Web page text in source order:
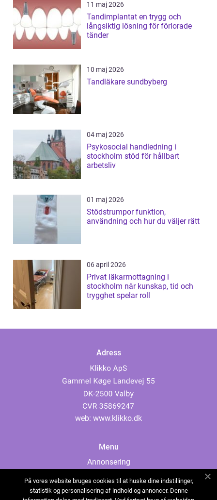
11 maj 2026
Tandimplantat en trygg och
långsiktig lösning för förlorade
tänder
10 maj 2026
Tandläkare sundbyberg
04 maj 2026
Psykosocial handledning i
stockholm stöd för hållbart
arbetsliv
01 maj 2026
Stödstrumpor funktion,
användning och hur du väljer rätt
06 april 2026
Privat läkarmottagning i
stockholm när kunskap, tid och
trygghet spelar roll
Adress
web: www.klikko.dk
Menu
Annonsering
Cookies
På vores website bruges cookies til at huske dine indstillinger,
statistik og personalisering af indhold og annoncer. Denne